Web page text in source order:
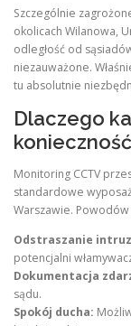
Szczególnie
okolicach Wilanowa,
odległość od
niezauważone.
tu absolutnie
Dlaczego
Monitoring CCTV
standardowe
Warszawie. Powodów
Odstraszanie
potencjalni
Dokumentacja
sądu.
Spokój ducha: